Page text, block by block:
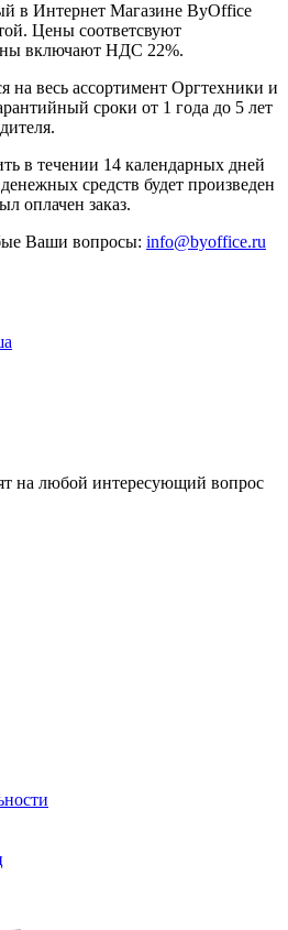
в Интернет Магазине ByOffice
Цены соответсвуют
включают НДС 22%.
на весь ассортимент Оргтехники и
сроки от 1 года до 5 лет
в течении 14 календарных дней
средств будет произведен
оплачен заказ.
Ваши вопросы: info@byoffice.ru
на любой интересующий вопрос